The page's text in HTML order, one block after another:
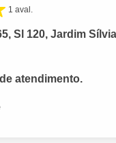
1 aval.
Sl 120, Jardim
atendimento.